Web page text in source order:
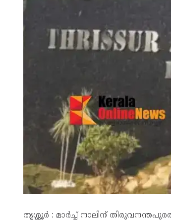
തൃശ്ശൂർ : മാർച്ച് നാലിന്